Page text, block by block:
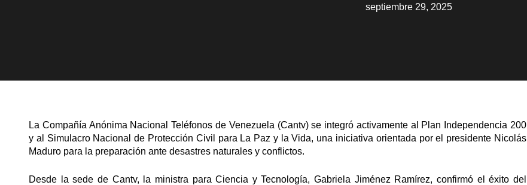
septiembre 29, 2025
La Compañía Anónima Nacional Teléfonos de Venezuela (Cantv) se integró activamente al Plan Independencia 200
y al Simulacro Nacional de Protección Civil para La Paz y la Vida, una iniciativa orientada por el presidente Nicolás
Maduro para la preparación ante desastres naturales y conflictos.
Desde la sede de Cantv, la ministra para Ciencia y Tecnología, Gabriela Jiménez Ramírez, confirmó el éxito del